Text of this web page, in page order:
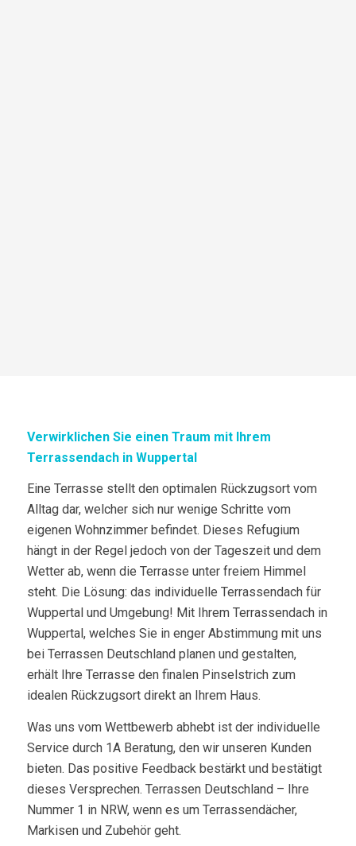
Verwirklichen Sie einen Traum mit Ihrem
Terrassendach in Wuppertal
Eine Terrasse stellt den optimalen Rückzugsort vom
Alltag dar, welcher sich nur wenige Schritte vom
eigenen Wohnzimmer befindet. Dieses Refugium
hängt in der Regel jedoch von der Tageszeit und dem
Wetter ab, wenn die Terrasse unter freiem Himmel
steht. Die Lösung: das individuelle Terrassendach für
Wuppertal und Umgebung! Mit Ihrem Terrassendach in
Wuppertal, welches Sie in enger Abstimmung mit uns
bei Terrassen Deutschland planen und gestalten,
erhält Ihre Terrasse den finalen Pinselstrich zum
idealen Rückzugsort direkt an Ihrem Haus.
Was uns vom Wettbewerb abhebt ist der individuelle
Service durch 1A Beratung, den wir unseren Kunden
bieten. Das positive Feedback bestärkt und bestätigt
dieses Versprechen. Terrassen Deutschland – Ihre
Nummer 1 in NRW, wenn es um Terrassendächer,
Markisen und Zubehör geht.